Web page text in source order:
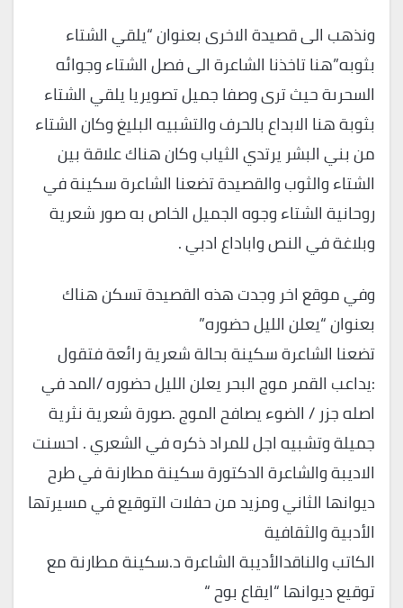
ونذهب الى قصيدة الاخرى بعنوان “يلقي الشتاء
بثوبه”هنا تاخذنا الشاعرة الى فصل الشتاء وجوائه
السحرىة حيث ترى وصفا جميل تصويريا يلقي الشتاء
بثوبة هنا الابداع بالحرف والتشبيه البليغ وكان الشتاء
من بني البشر يرتدي الثياب وكان هناك علاقة بين
الشتاء والثوب والقصيدة تضعنا الشاعرة سكينة في
روحانية الشتاء وجوه الجميل الخاص به صور شعرية
وبلاغة في النص واباداع ادبي .
وفي موقع اخر وجدت هذه القصيدة تسكن هناك
بعنوان “يعلن الليل حضوره”
تضعنا الشاعرة سكينة بحالة شعرية رائعة فتقول
:يداعب القمر موج البحر يعلن الليل حضوره /المد في
اصله جزر / الضوء يصافح الموج .صورة شعرية نثرية
جميلة وتشبيه اجل للمراد ذكره في الشعري . احسنت
الاديبة والشاعرة الدكتورة سكينة مطارنة في طرح
ديوانها الثاني ومزيد من حفلات التوقيع في مسيرتها
الأدبية والثقافية
الكاتب والناقدالأديبة الشاعرة د.سكينة مطارنة مع
توقيع ديوانها “ايقاع بوح “